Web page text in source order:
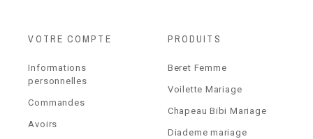
VOTRE COMPTE
Informations
personnelles
Commandes
Avoirs
PRODUITS
Beret Femme
Voilette Mariage
Chapeau Bibi Mariage
Diademe mariage